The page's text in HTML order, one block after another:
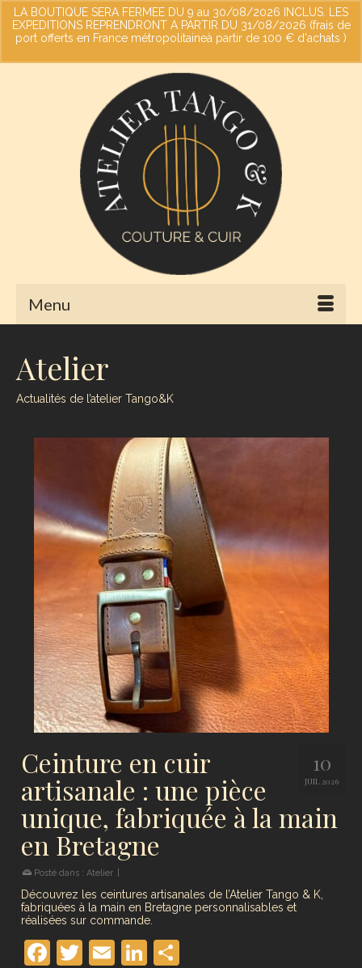
LA BOUTIQUE SERA FERMEE DU 9 au 30/08/2026 INCLUS. LES
EXPEDITIONS REPRENDRONT A PARTIR DU 31/08/2026 (frais de
port offerts en France métropolitaineà partir de 100 € d'achats )
Votre panier- 0,00€
Menu
Atelier
Actualités de l’atelier Tango&K
10
JUIL 2026
Ceinture en cuir
artisanale : une pièce
unique, fabriquée à la main
en Bretagne
Posté dans : Atelier
Découvrez les ceintures artisanales de l’Atelier Tango & K,
fabriquées à la main en Bretagne personnalisables et
réalisées sur commande.
Facebook
Twitter
EmailLinkedIn